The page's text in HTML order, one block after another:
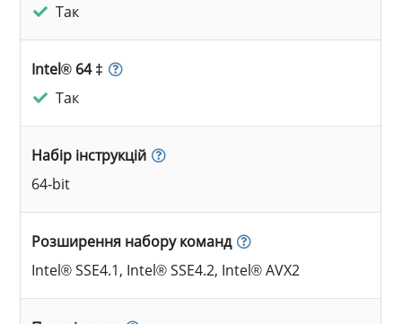
Так
Intel® 64 ‡
Так
Набір інструкцій
64-bit
Розширення набору команд
Intel® SSE4.1, Intel® SSE4.2, Intel® AVX2